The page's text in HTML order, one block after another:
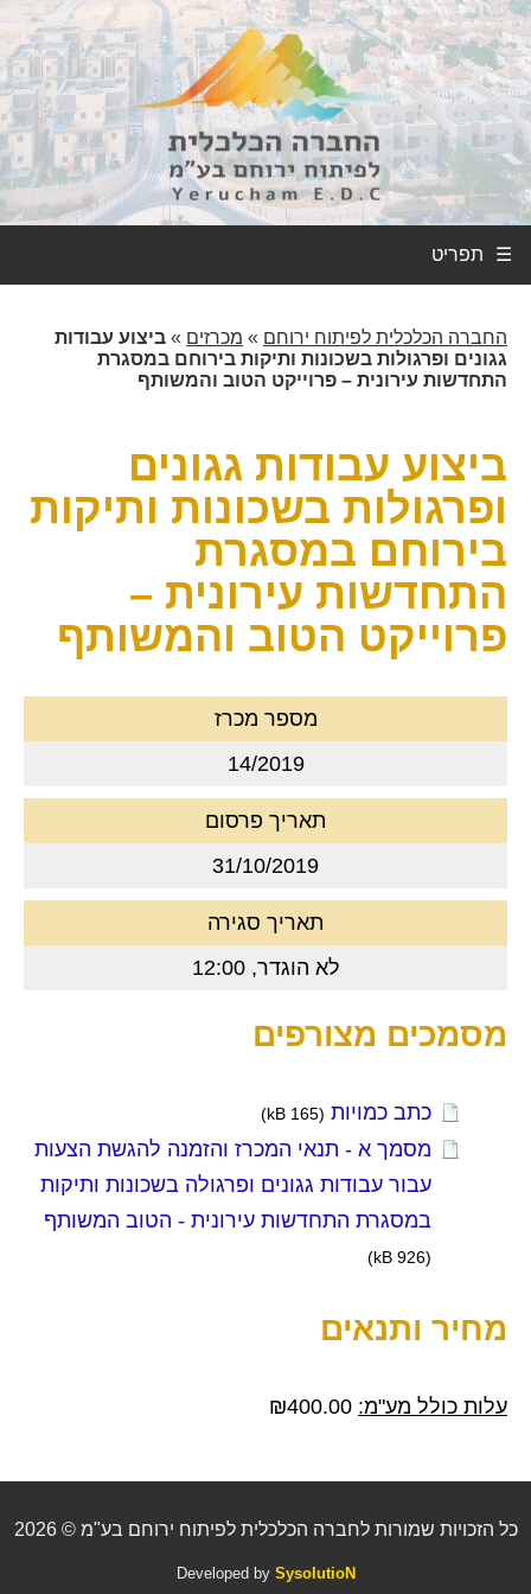
☰
החברה הכלכלית לפיתוח ירוחם » מכרזים » ביצוע עבודות
גגונים ופרגולות בשכונות ותיקות בירוחם במסגרת
התחדשות עירונית – פרוייקט הטוב והמשותף
ביצוע עבודות גגונים
ופרגולות בשכונות ותיקות
בירוחם במסגרת
התחדשות עירונית –
פרוייקט הטוב והמשותף
מספר מכרז
14/2019
תאריך פרסום
31/10/2019
תאריך סגירה
לא הוגדר, 12:00
מסמכים מצורפים
כתב כמויות (165 kB)
מסמך א - תנאי המכרז והזמנה להגשת הצעות
עבור עבודות גגונים ופרגולה בשכונות ותיקות
במסגרת התחדשות עירונית - הטוב המשותף
(926 kB)
מחיר ותנאים
עלות כולל מע"מ: ₪400.00
כל הזכויות שמורות לחברה הכלכלית לפיתוח ירוחם בע"מ © 2026
Developed by SysolutioN